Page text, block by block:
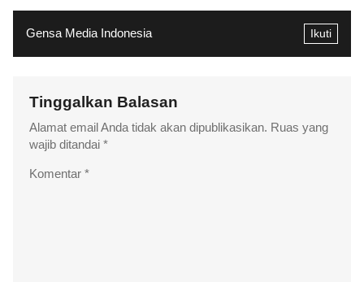
Gensa Media Indonesia Ikuti
Tinggalkan Balasan
Alamat email Anda tidak akan dipublikasikan. Ruas yang
wajib ditandai *
Komentar *